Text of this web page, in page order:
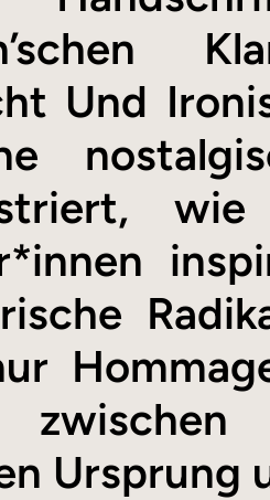
Und
zwischen
Ursprung